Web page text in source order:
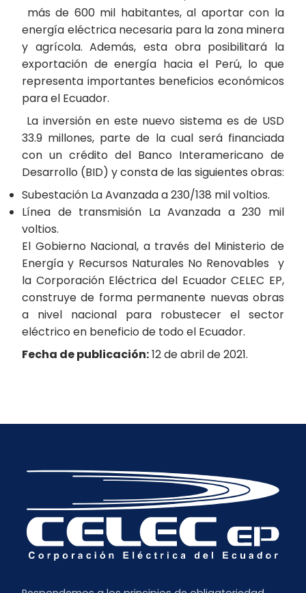
más de 600 mil habitantes, al aportar con la
energía eléctrica necesaria para la zona minera
y agrícola. Además, esta obra posibilitará la
exportación de energía hacia el Perú, lo que
representa importantes beneficios económicos
para el Ecuador.
La inversión en este nuevo sistema es de USD
33.9 millones, parte de la cual será financiada
con un crédito del Banco Interamericano de
Desarrollo (BID) y consta de las siguientes obras:
Subestación La Avanzada a 230/138 mil voltios.
Línea de transmisión La Avanzada a 230 mil
voltios.
El Gobierno Nacional, a través del Ministerio de
Energía y Recursos Naturales No Renovables y
la Corporación Eléctrica del Ecuador CELEC EP,
construye de forma permanente nuevas obras
a nivel nacional para robustecer el sector
eléctrico en beneficio de todo el Ecuador.
Fecha de publicación:12 de abril de 2021.